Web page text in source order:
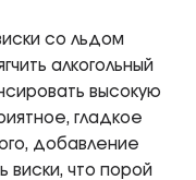
со льдом
алкогольный
высокую
гладкое
добавление
виски, что порой